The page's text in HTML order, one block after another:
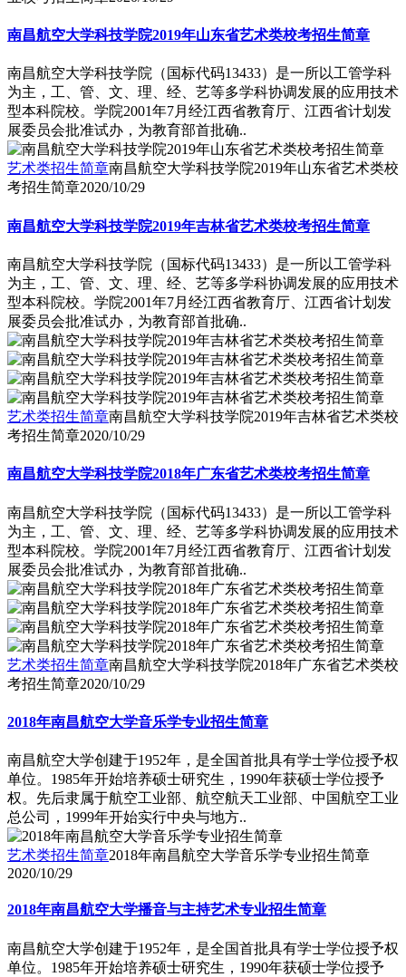
南昌航空大学科技学院2019年山东省艺术类校考招生简章
南昌航空大学科技学院（国标代码13433）是一所以工管学科
为主，工、管、文、理、经、艺等多学科协调发展的应用技术
型本科院校。学院2001年7月经江西省教育厅、江西省计划发
展委员会批准试办，为教育部首批确..
艺术类招生简章南昌航空大学科技学院2019年山东省艺术类校
考招生简章2020/10/29
南昌航空大学科技学院2019年吉林省艺术类校考招生简章
南昌航空大学科技学院（国标代码13433）是一所以工管学科
为主，工、管、文、理、经、艺等多学科协调发展的应用技术
型本科院校。学院2001年7月经江西省教育厅、江西省计划发
展委员会批准试办，为教育部首批确..
艺术类招生简章南昌航空大学科技学院2019年吉林省艺术类校
考招生简章2020/10/29
南昌航空大学科技学院2018年广东省艺术类校考招生简章
南昌航空大学科技学院（国标代码13433）是一所以工管学科
为主，工、管、文、理、经、艺等多学科协调发展的应用技术
型本科院校。学院2001年7月经江西省教育厅、江西省计划发
展委员会批准试办，为教育部首批确..
艺术类招生简章南昌航空大学科技学院2018年广东省艺术类校
考招生简章2020/10/29
2018年南昌航空大学音乐学专业招生简章
南昌航空大学创建于1952年，是全国首批具有学士学位授予权
单位。1985年开始培养硕士研究生，1990年获硕士学位授予
权。先后隶属于航空工业部、航空航天工业部、中国航空工业
总公司，1999年开始实行中央与地方..
艺术类招生简章2018年南昌航空大学音乐学专业招生简章
2020/10/29
2018年南昌航空大学播音与主持艺术专业招生简章
南昌航空大学创建于1952年，是全国首批具有学士学位授予权
单位。1985年开始培养硕士研究生，1990年获硕士学位授予